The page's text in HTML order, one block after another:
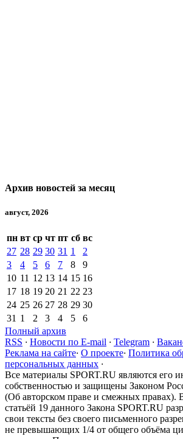
Архив новостей за месяц
август, 2026
пн вт ср чт пт сб вс
27 28 29 30 31 1
2
3
4 5 6 7 8
9
10 11 12 13 14 15 16
17 18 19 20 21 22 23
24 25 26 27 28 29 30
31 1 2 3 4 5
6
Полный архив
RSS · Новости по E-mail · Telegram ·
Реклама на сайте· О проекте· Политика
персональных данных ·
Все материалы SPORT.RU являются его
собственностью и защищены Законом
(Об авторском праве и смежных правах).
статьёй 19 данного Закона SPORT.RU
свои тексты без своего письменного
не превышающих 1/4 от общего объёма